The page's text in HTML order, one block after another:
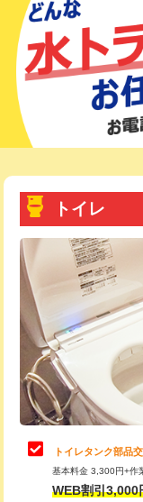
トイレ
トイレタンク部品
基本料金 3,300円+作
WEB割引3,000